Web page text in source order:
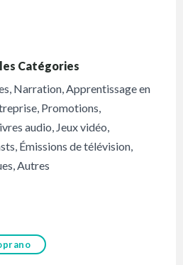
Catégories
, Narration,Apprentissage en
, Promotions,
audio, Jeux vidéo,
, Émissions de télévision,
,Autres